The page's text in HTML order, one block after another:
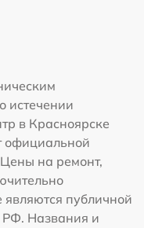
истечении
в Красноярске
официальной
на ремонт,
публичной
РФ. Названия и